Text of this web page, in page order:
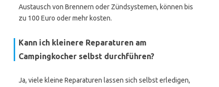
Austausch von Brennern oder Zündsystemen, können bis
zu 100 Euro oder mehr kosten.
Kann ich kleinere Reparaturen am
Campingkocher selbst durchführen?
Ja, viele kleine Reparaturen lassen sich selbst erledigen,